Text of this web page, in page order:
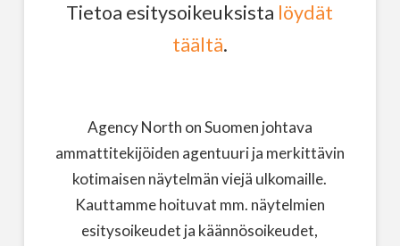
Tietoa esitysoikeuksista löydät
täältä.
Agency North on Suomen johtava
ammattitekijöiden agentuuri ja merkittävin
kotimaisen näytelmän viejä ulkomaille.
Kauttamme hoituvat mm. näytelmien
esitysoikeudet ja käännösoikeudet,